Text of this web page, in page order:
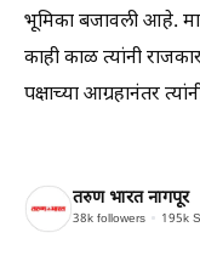
भूमिका बजावली आहे.
काही काळ त्यांनी
पक्षाच्या आग्रहानंतर
तरुण भारत नागपूर
38k followers 195k